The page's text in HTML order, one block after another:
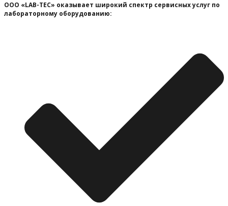
ООО «LAB-TEC» оказывает широкий спектр сервисных услуг по
лабораторному оборудованию: